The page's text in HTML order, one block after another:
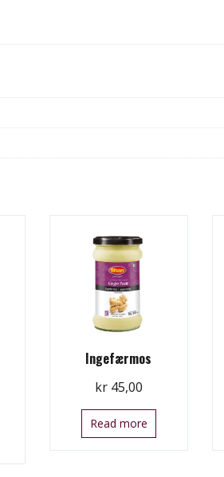
Ingefærmos
kr45,00
Read more